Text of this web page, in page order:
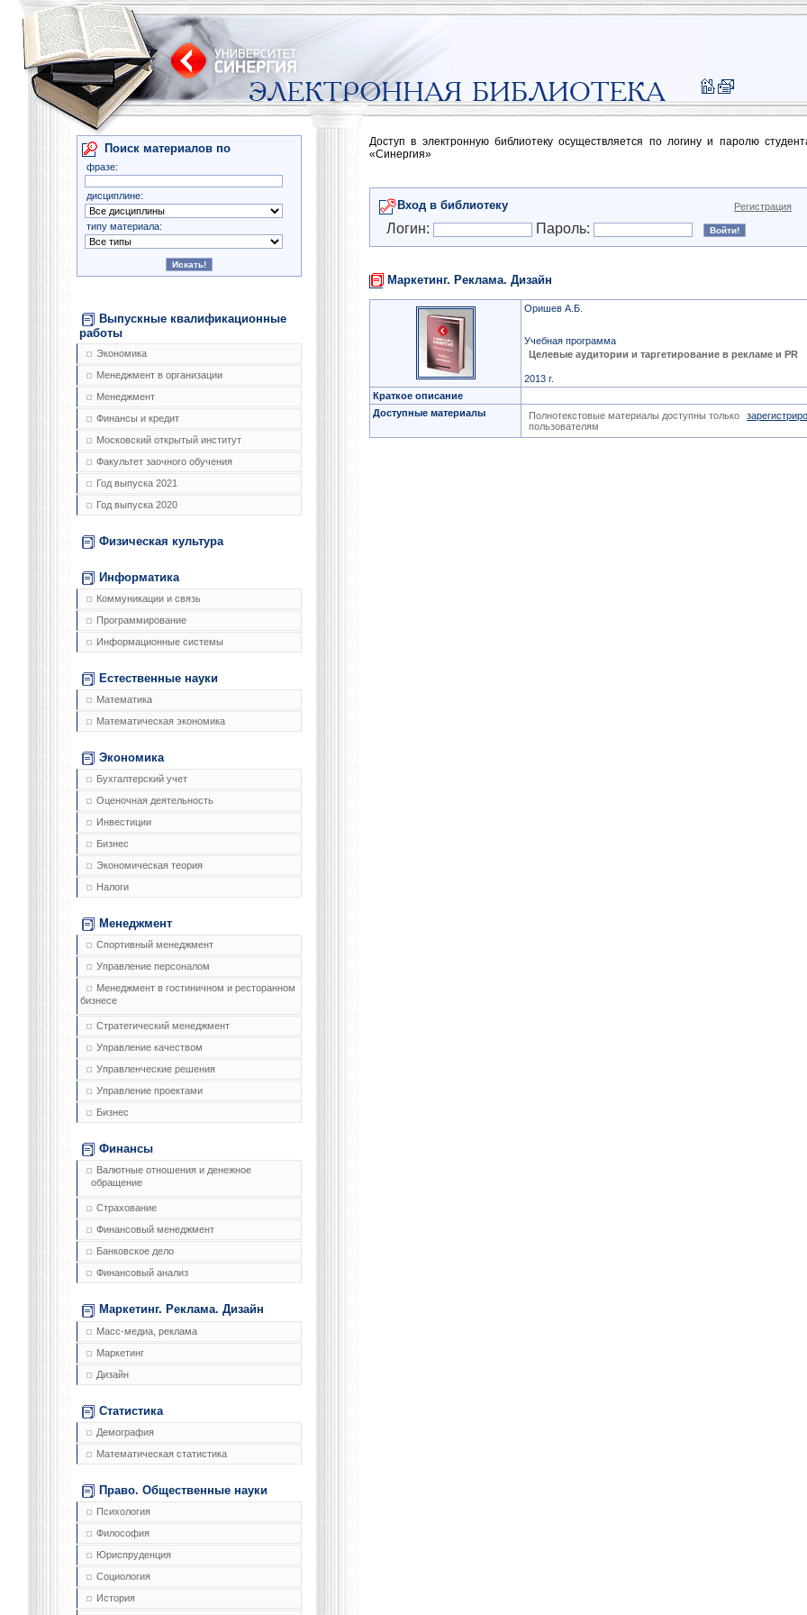
Поиск материалов по
фразе:
дисциплине:
типу материала:
Выпускные квалификационные
работы
Экономика
Менеджмент в организации
Менеджмент
Финансы и кредит
Московский открытый институт
Факультет заочного обучения
Год выпуска 2021
Год выпуска 2020
Физическая культура
Информатика
Коммуникации и связь
Программирование
Информационные системы
Естественные науки
Математика
Математическая экономика
Экономика
Бухгалтерский учет
Оценочная деятельность
Инвестиции
Бизнес
Экономическая теория
Налоги
Менеджмент
Спортивный менеджмент
Управление персоналом
Менеджмент в гостиничном и ресторанном
бизнесе
Стратегический менеджмент
Управление качеством
Управленческие решения
Управление проектами
Бизнес
Финансы
Валютные отношения и денежное
обращение
Страхование
Финансовый менеджмент
Банковское дело
Финансовый анализ
Маркетинг. Реклама. Дизайн
Масс-медиа, реклама
Маркетинг
Дизайн
Статистика
Демография
Математическая статистика
Право. Общественные науки
Психология
Философия
Юриспруденция
Социология
История
Доступ в электронную библиотеку осуществляется по логину и паролю
«Синергия»
Вход в библиотеку Регистрация
Логин: Пароль:
Маркетинг. Реклама. Дизайн
Оришев А.Б.
Учебная программа
Целевые аудитории и таргетирование в рекламе и PR
2013 г.
Краткое описание
Доступные материалы
Полнотекстовые материалы доступны только
пользователям